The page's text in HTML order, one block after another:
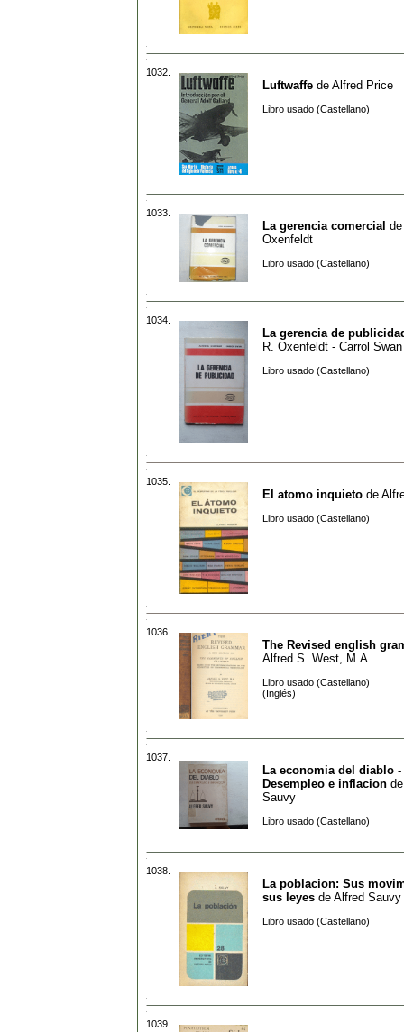
1032.
Luftwaffe de Alfred Price
Libro usado (Castellano)
1033.
La gerencia comercial de
Oxenfeldt
Libro usado (Castellano)
1034.
La gerencia de
R. Oxenfeldt - Carrol Swan
Libro usado (Castellano)
1035.
El atomo inquieto de
Libro usado (Castellano)
1036.
The Revised english
Alfred S. West, M.A.
Libro usado (Castellano)
(Inglés)
1037.
La economia del diablo -
Desempleo e inflacion
Sauvy
Libro usado (Castellano)
1038.
La poblacion: Sus
sus leyes de Alfred Sauvy
Libro usado (Castellano)
1039.